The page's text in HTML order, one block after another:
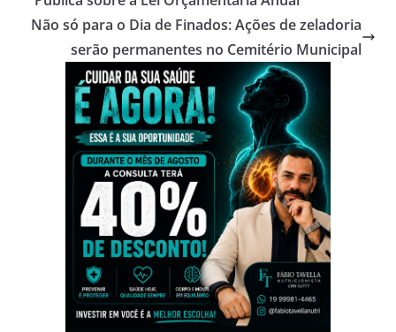
Não só para o Dia de Finados: Ações de zeladoria
serão permanentes no Cemitério Municipal